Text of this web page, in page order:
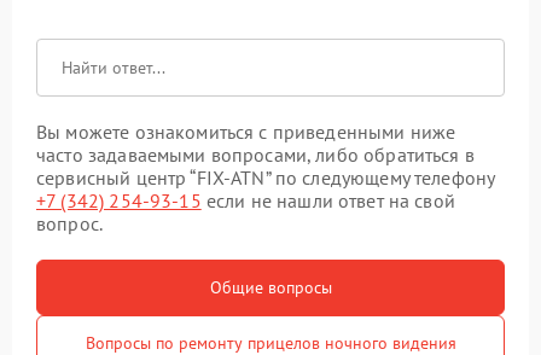
Вы можете ознакомиться с приведенными ниже
часто задаваемыми вопросами, либо обратиться в
сервисный центр “FIX-ATN” по следующему телефону
+7 (342) 254-93-15 если не нашли ответ на свой
вопрос.
Общие вопросы
Вопросы по ремонту прицелов ночного видения